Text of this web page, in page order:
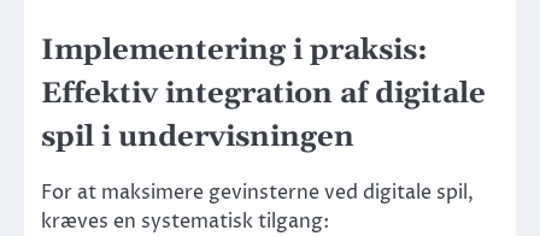
Implementering i praksis:
Effektiv integration af digitale
spil i undervisningen
For at maksimere gevinsterne ved digitale spil,
kræves en systematisk tilgang: